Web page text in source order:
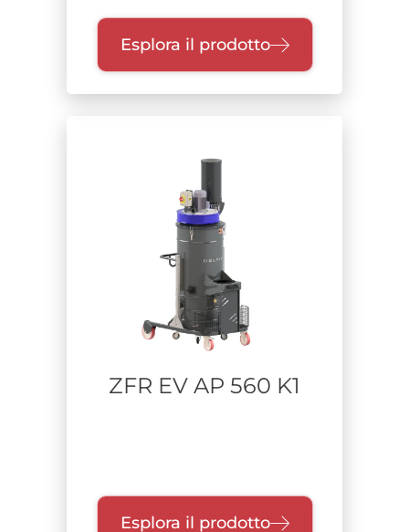
Esplora il prodotto
ZFR EV AP 560 K1
Esplora il prodotto